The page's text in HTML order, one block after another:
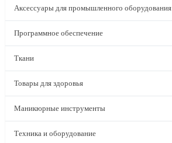
Аксессуары для промышленного оборудования
Программное обеспечение
Ткани
Товары для здоровья
Маникюрные инструменты
Техника и оборудование